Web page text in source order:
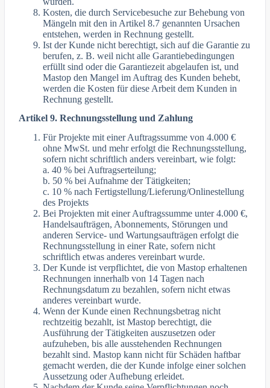
Kosten, die durch Servicebesuche zur Behebung von
Mängeln mit den in Artikel 8.7 genannten Ursachen
entstehen, werden in Rechnung gestellt.
Ist der Kunde nicht berechtigt, sich auf die Garantie zu
berufen, z. B. weil nicht alle Garantiebedingungen
erfüllt sind oder die Garantiezeit abgelaufen ist, und
Mastop den Mangel im Auftrag des Kunden behebt,
werden die Kosten für diese Arbeit dem Kunden in
Rechnung gestellt.
Artikel 9. Rechnungsstellung und Zahlung
Für Projekte mit einer Auftragssumme von 4.000 €
ohne MwSt. und mehr erfolgt die Rechnungsstellung,
sofern nicht schriftlich anders vereinbart, wie folgt:
a. 40 % bei Auftragserteilung;
b. 50 % bei Aufnahme der Tätigkeiten;
c. 10 % nach Fertigstellung/Lieferung/Onlinestellung
des Projekts
Bei Projekten mit einer Auftragssumme unter 4.000 €,
Handelsaufträgen, Abonnements, Störungen und
anderen Service- und Wartungsaufträgen erfolgt die
Rechnungsstellung in einer Rate, sofern nicht
schriftlich etwas anderes vereinbart wurde.
Der Kunde ist verpflichtet, die von Mastop erhaltenen
Rechnungen innerhalb von 14 Tagen nach
Rechnungsdatum zu bezahlen, sofern nicht etwas
anderes vereinbart wurde.
Wenn der Kunde einen Rechnungsbetrag nicht
rechtzeitig bezahlt, ist Mastop berechtigt, die
Ausführung der Tätigkeiten auszusetzen oder
aufzuheben, bis alle ausstehenden Rechnungen
bezahlt sind. Mastop kann nicht für Schäden haftbar
gemacht werden, die der Kunde infolge einer solchen
Aussetzung oder Aufhebung erleidet.